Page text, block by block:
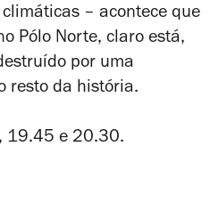
– acontece que
Pólo Norte, claro está,
por uma
resto da história.
19.45 e 20.30.